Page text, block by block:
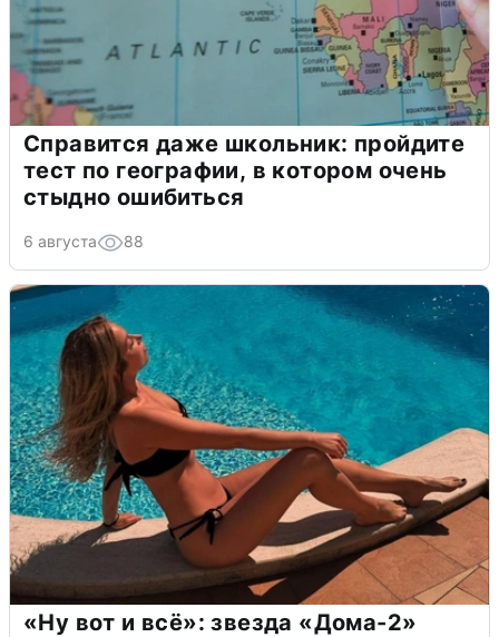
Справится даже школьник: пройдите
тест по географии, в котором очень
стыдно ошибиться
6 августа 88
«Ну вот и всё»: звезда «Дома-2»